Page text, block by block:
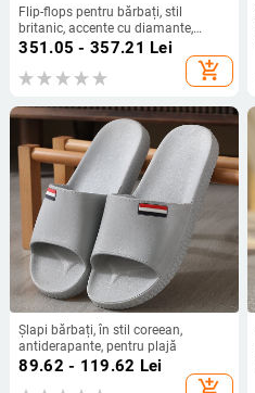
Flip-flops pentru bărbați, stil
britanic, accente cu diamante,
partea superioară din microfibră
respirabilă, talpă EVA cu injecție
351.05 - 357.21 Lei
add_shopping_cart
Șlapi bărbați, în stil coreean,
antiderapante, pentru plajă
89.62 - 119.62 Lei